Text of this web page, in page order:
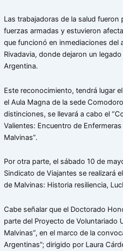
Las trabajadoras de la salud fueron
fuerzas armadas y estuvieron
que funcionó en inmediaciones del
Rivadavia, donde dejaron un
Argentina.
Este reconocimiento, tendrá lugar
el Aula Magna de la sede
distinciones, se llevará a cabo el
Valientes: Encuentro de
Malvinas”.
Por otra parte, el sábado 10 de
Sindicato de Viajantes se realizará
de Malvinas: Historia resiliencia,
Cabe señalar que el Doctorado
parte del Proyecto de Voluntariado
Malvinas”, en el marco de la
Argentinas”; dirigido por Laura